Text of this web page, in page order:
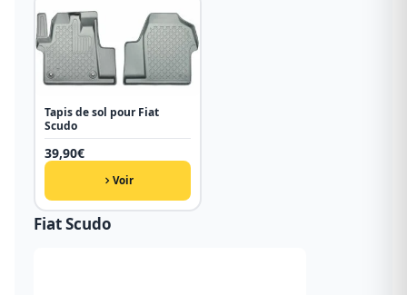
Tapis de sol pour Fiat
Scudo
39,90€
Voir
Fiat Scudo